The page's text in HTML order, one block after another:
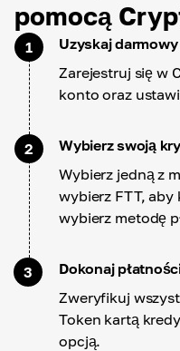
pomocą
1
Uzyskaj
Zarejestruj się w
konto oraz
2
Wybierz swoją
Wybierz jedną z
wybierz FTT,
wybierz metodę
3
Dokonaj
Zweryfikuj
Token kartą
opcją.